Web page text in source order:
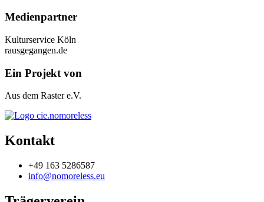
Medienpartner
Kulturservice Köln
rausgegangen.de
Ein Projekt von
Aus dem Raster e.V.
Kontakt
+49 163 5286587
info@nomoreless.eu